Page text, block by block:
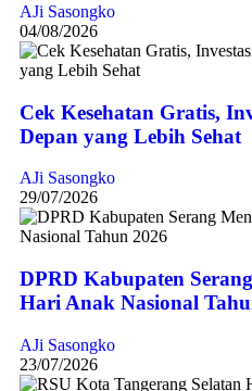
AJi Sasongko
04/08/2026
Cek Kesehatan Gratis,
Depan yang Lebih Sehat
AJi Sasongko
29/07/2026
DPRD Kabupaten
Hari Anak Nasional
AJi Sasongko
23/07/2026